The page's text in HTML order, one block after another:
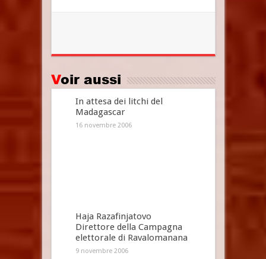
Voir aussi
In attesa dei litchi del
Madagascar
16 novembre 2006
Haja Razafinjatovo
Direttore della Campagna
elettorale di Ravalomanana
9 novembre 2006